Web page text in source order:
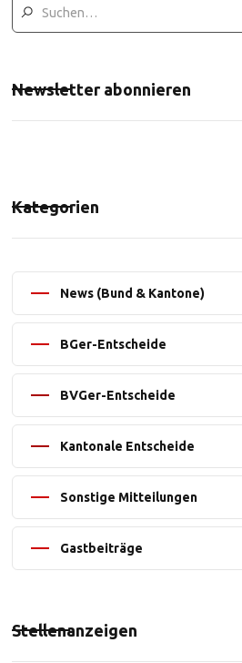
Newsletter abonnieren
Kategorien
News (Bund & Kantone)
BGer-Entscheide
BVGer-Entscheide
Kantonale Entscheide
Sonstige Mitteilungen
Gastbeiträge
Stellenanzeigen